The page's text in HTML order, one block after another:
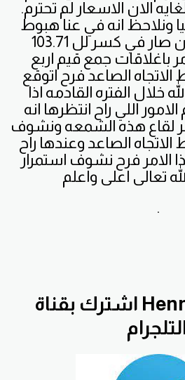
الان الاسعار لم تحترم.
ونلاحظ انه في عنا هبوط
وضغط بيعي فان صار في كسر لل 103.71
باغلاقات جمع قيم اربع
الصاعد فرح اتوقع
خلال الفتره القادمه اذا
اللي راح انتظرها انه
هذه الشمعه ونشوف
الصاعد وعندها راح
الامر فرح نشوف استمرار
.
اشترك بقناة HennawiFx على